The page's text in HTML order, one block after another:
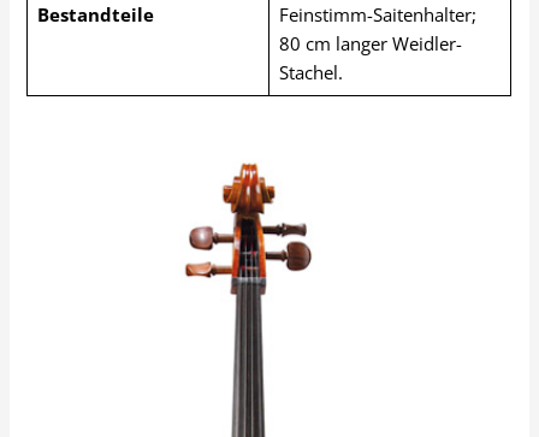
Bestandteile
Feinstimm-Saitenhalter;
80 cm langer Weidler-
Stachel.